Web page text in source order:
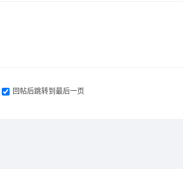
回帖后跳转到最后一页